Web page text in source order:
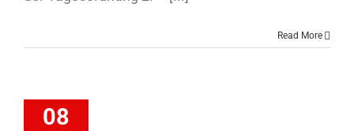
Read More
08